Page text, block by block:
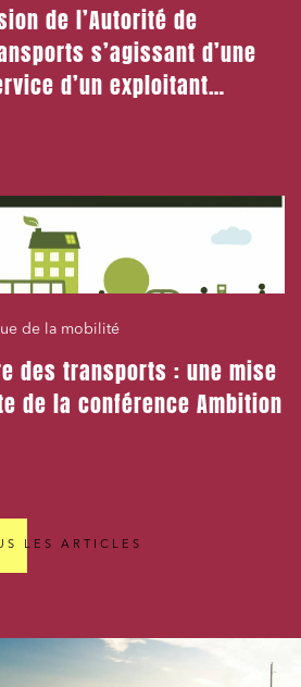
de l’Autorité de
s’agissant d’une
d’un exploitant
de la mobilité
des transports : une mise
de la conférence Ambition
LES ARTICLES